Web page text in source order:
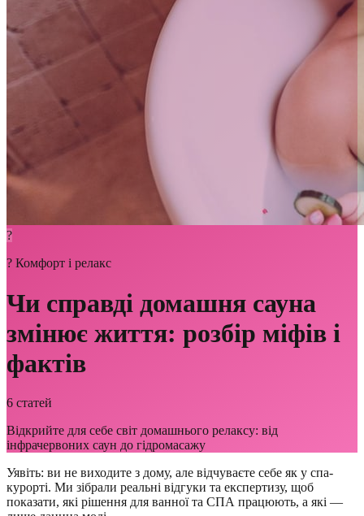
?
? Комфорт і релакс
Чи справді домашня сауна
змінює життя: розбір міфів і
фактів
6 статей
Відкрийте для себе світ домашнього релаксу: від
інфрачервоних саун до гідромасажу
Уявіть: ви не виходите з дому, але відчуваєте себе як у спа-
курорті. Ми зібрали реальні відгуки та експертизу, щоб
показати, які рішення для ванної та СПА працюють, а які —